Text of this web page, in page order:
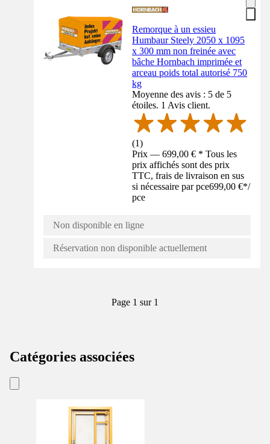
Remorque à un essieu
Humbaur Steely 2050 x 1095
x 300 mm non freinée avec
bâche Hornbach imprimée et
arceau poids total autorisé 750
kg
Moyenne des avis : 5 de 5
étoiles. 1 Avis client.
(1)
Prix — 699,00 € * Tous les
prix affichés sont des prix
TTC, frais de livraison en sus
si nécessaire par pce699,00 €*/
pce
Non disponible en ligne
Réservation non disponible actuellement
Page 1 sur 1
Catégories associées